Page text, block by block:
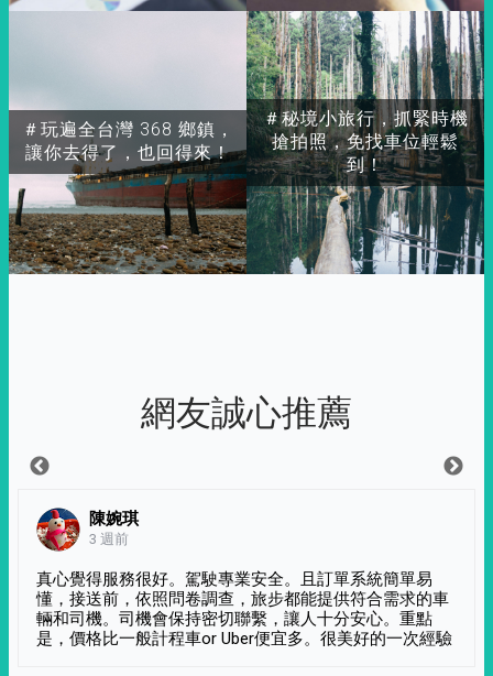
＃玩遍全台灣 368 鄉鎮，
讓你去得了，也回得來！
＃秘境小旅行，抓緊時機
搶拍照，免找車位輕鬆
到！
網友誠心推薦
陳婉琪
3 週前
真心覺得服務很好。駕駛專業安全。且訂單系統簡單易
懂，接送前，依照問卷調查，旅步都能提供符合需求的車
輛和司機。司機會保持密切聯繫，讓人十分安心。重點
是，價格比一般計程車or Uber便宜多。很美好的一次經驗